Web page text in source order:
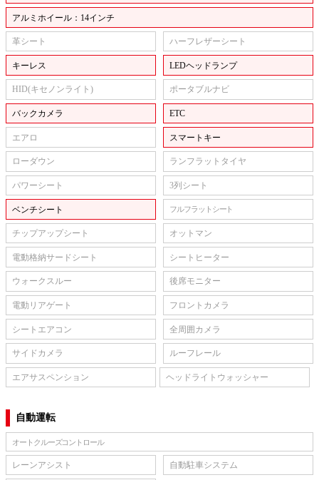
アルミホイール：14インチ
革シート ハーフレザーシート
キーレス LEDヘッドランプ
HID(キセノンライト) ポータブルナビ
バックカメラ ETC
エアロ スマートキー
ローダウン ランフラットタイヤ
パワーシート 3列シート
ベンチシート フルフラットシート
チップアップシート オットマン
電動格納サードシート シートヒーター
ウォークスルー 後席モニター
電動リアゲート フロントカメラ
シートエアコン 全周囲カメラ
サイドカメラ ルーフレール
エアサスペンション ヘッドライトウォッシャー
自動運転
オートクルーズコントロール
レーンアシスト 自動駐車システム